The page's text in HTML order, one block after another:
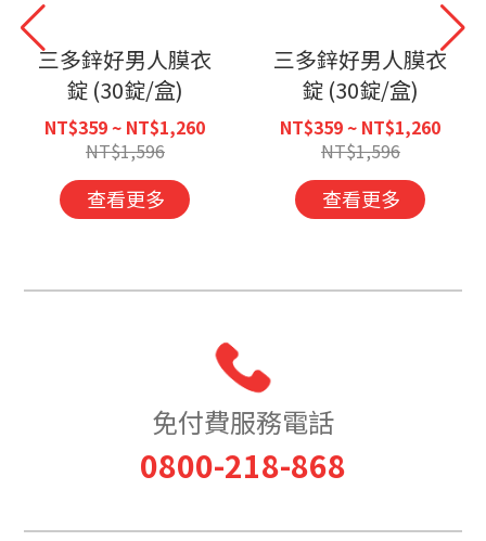
三多鋅好男人膜衣
錠 (30錠/盒)
NT$359 ~ NT$1,260
NT$1,596
查看更多
三多鋅好男人膜衣
錠 (30錠/盒)
NT$359 ~ NT$1,260
NT$1,596
查看更多
免付費服務電話
0800-218-868